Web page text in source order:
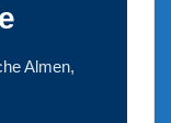
Almen,